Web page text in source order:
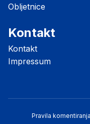
Obljetnice
Kontakt
Kontakt
Impressum
Pravila komentiranja